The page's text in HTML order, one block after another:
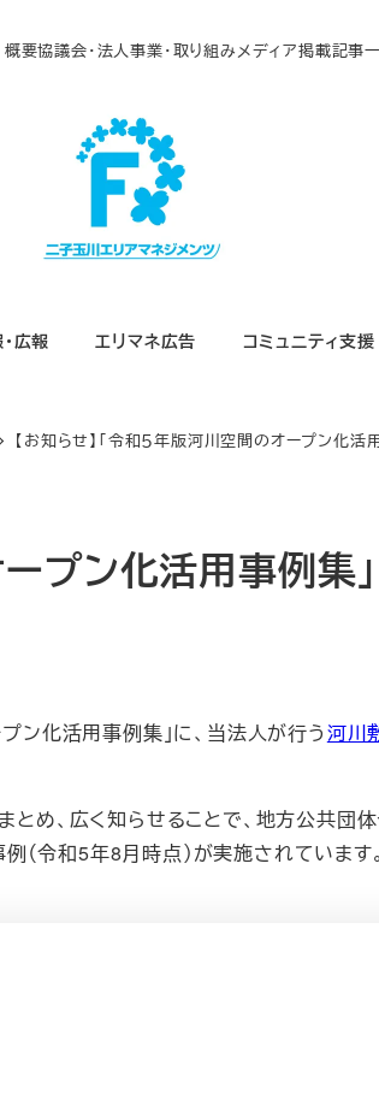
概要協議会・法人事業・取り組みメディア掲載記事
広報 エリマネ広告 コミュニティ支援
【お知らせ】「令和５年版河川空間のオープン化活
ープン化活用事例集
ン化活用事例集」に、当法人が行う河川
め、広く知らせることで、地方公共団
（令和5年8月時点）が実施されていま